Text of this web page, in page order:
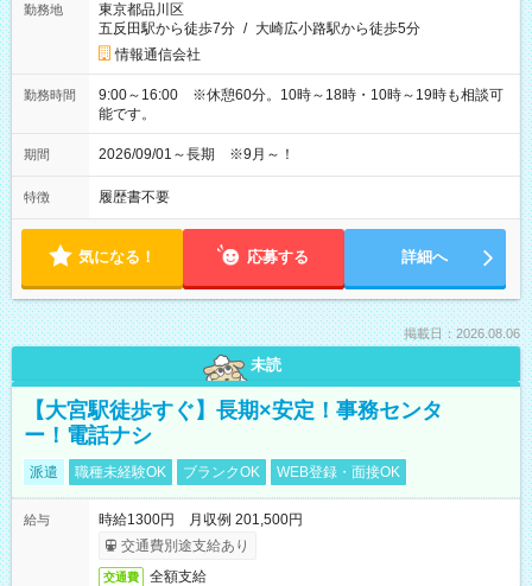
勤務地
東京都品川区
五反田駅から徒歩7分 / 大崎広小路駅から徒歩5分
情報通信会社
勤務時間
9:00～16:00 ※休憩60分。10時～18時・10時～19時も相談可
能です。
期間 2026/09/01～長期 ※9月～！
特徴 履歴書不要
気になる！ 応募する 詳細へ
掲載日：2026.08.06
未読
【大宮駅徒歩すぐ】長期×安定！事務センタ
ー！電話ナシ
派遣 職種未経験OK ブランクOK WEB登録・面接OK
給与
時給1300円 月収例 201,500円
交通費別途支給あり
交通費 全額支給